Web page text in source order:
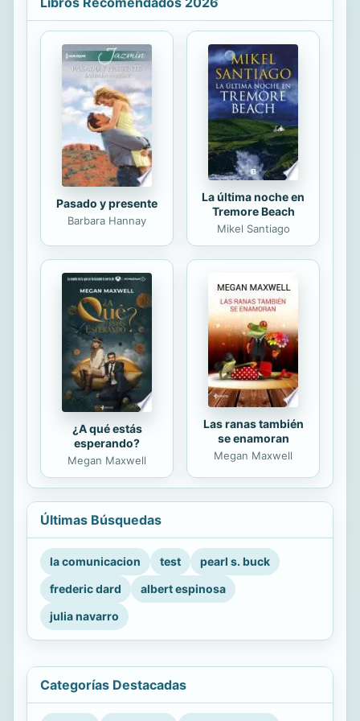
la literatura universal. Editorial Good
Press divulga libros que son una
lectura imprescindible. Cada
publicación de Good Press ha sido
corregida y formateada al detalle,
para elevar en gran medida su
facilidad de lectura en todos los
equipos y programas de lectura
electrónica....
Pasado y presente
Barbara Hannay
La última noche en
Tremore Beach
Mikel Santiago
¿A qué estás
esperando?
Megan Maxwell
Las ranas también
se enamoran
Megan Maxwell
Últimas Búsquedas
la comunicacion test
pearl s. buck
frederic dard
albert espinosa
julia navarro
Categorías Destacadas